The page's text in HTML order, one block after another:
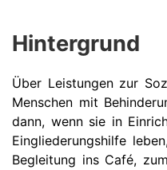
Hintergrund
Über Leistungen zur
Menschen mit
dann, wenn sie in
Eingliederungshilfe
Begleitung ins Café,